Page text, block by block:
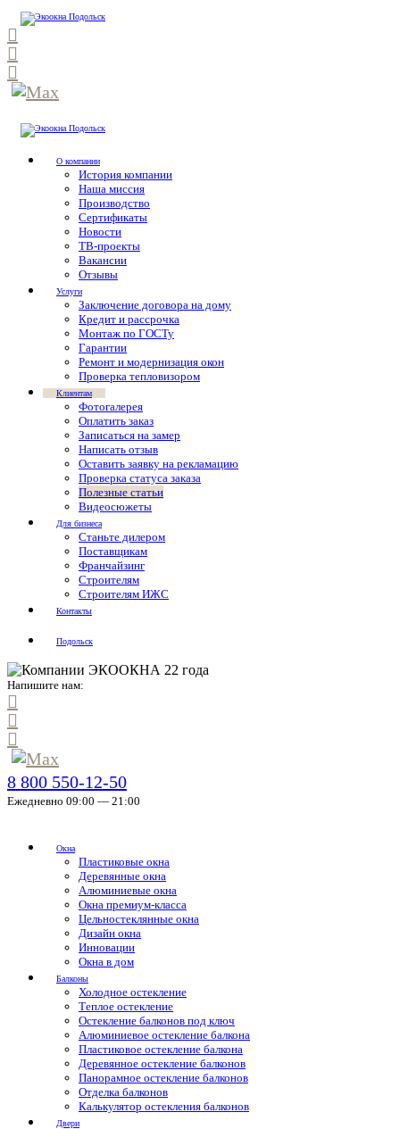
О компании
История компании
Наша миссия
Производство
Сертификаты
Новости
ТВ-проекты
Вакансии
Отзывы
Услуги
Заключение договора на дому
Кредит и рассрочка
Монтаж по ГОСТу
Гарантии
Ремонт и модернизация окон
Проверка тепловизором
Клиентам
Фотогалерея
Оплатить заказ
Записаться на замер
Написать отзыв
Оставить заявку на рекламацию
Проверка статуса заказа
Полезные статьи
Видеосюжеты
Для бизнеса
Станьте дилером
Поставщикам
Франчайзинг
Строителям
Строителям ИЖС
Контакты
Подольск
Напишите нам:
8 800 550-12-50
Ежедневно 09:00 — 21:00
Окна
Пластиковые окна
Деревянные окна
Алюминиевые окна
Окна премиум-класса
Цельностеклянные окна
Дизайн окна
Инновации
Окна в дом
Балконы
Холодное остекление
Теплое остекление
Остекление балконов под ключ
Алюминиевое остекление балкона
Пластиковое остекление балкона
Деревянное остекление балконов
Панорамное остекление балконов
Отделка балконов
Калькулятор остекления балконов
Двери